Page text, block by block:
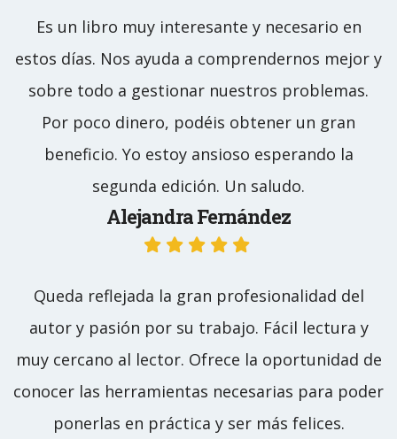
Es un libro muy interesante y necesario en
estos días. Nos ayuda a comprendernos mejor y
sobre todo a gestionar nuestros problemas.
Por poco dinero, podéis obtener un gran
beneficio. Yo estoy ansioso esperando la
segunda edición. Un saludo.
Alejandra Fernández
Queda reflejada la gran profesionalidad del
autor y pasión por su trabajo. Fácil lectura y
muy cercano al lector. Ofrece la oportunidad de
conocer las herramientas necesarias para poder
ponerlas en práctica y ser más felices.